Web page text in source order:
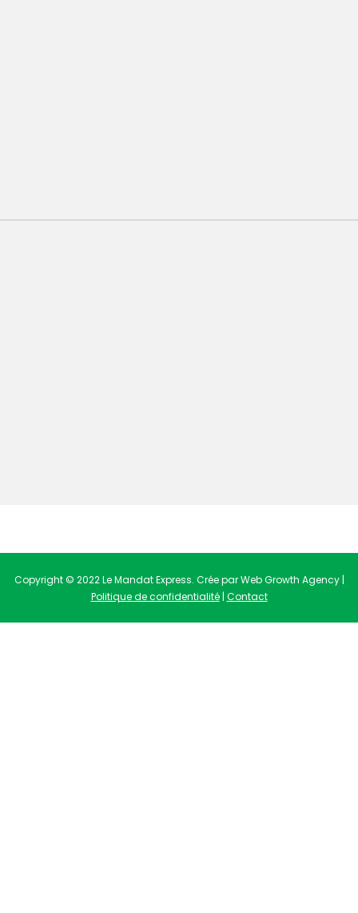
Copyright © 2022 Le Mandat Express. Crée par Web Growth Agency |
Politique de confidentialité| Contact